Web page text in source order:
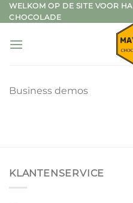
Ga
naar
WELKOM OP DE SITE VOOR
CHOCOLADE
Business demos
KLANTENSERVICE